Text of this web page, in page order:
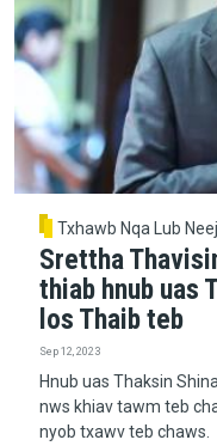
Txhawb Nqa Lub Neej
Srettha
thiab hnub uas
los Thaib teb
Sep 12, 2023
Hnub uas Thaksin
nws khiav tawm teb
nyob txawv teb chaws.